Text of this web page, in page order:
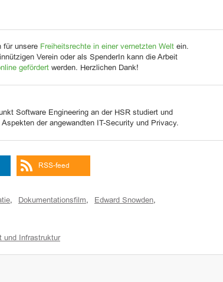
für unsere Freiheitsrechte in einer vernetzten Welt ein.
Verein oder als SpenderIn kann die Arbeit
gefördert werden. Herzlichen Dank!
Software Engineering an der HSR studiert und
der angewandten IT-Security und Privacy.
RSS-feed
, Dokumentationsfilm, Edward Snowden,
und Infrastruktur